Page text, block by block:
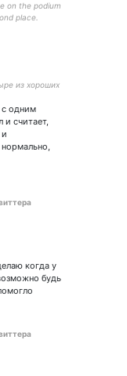
on the podium
place.
из хороших
с одним
и считает,
когда у
будь